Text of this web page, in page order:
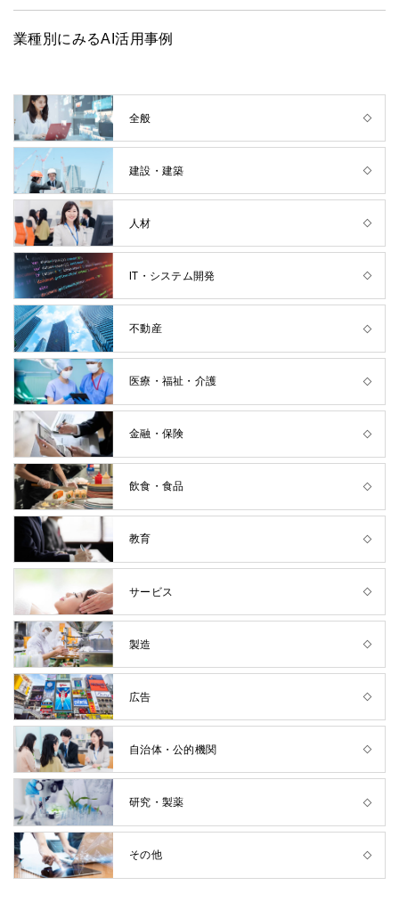
業種別にみるAI活用事例
全般
建設・建築
人材
IT・システム開発
不動産
医療・福祉・介護
金融・保険
飲食・食品
教育
サービス
製造
広告
自治体・公的機関
研究・製薬
その他